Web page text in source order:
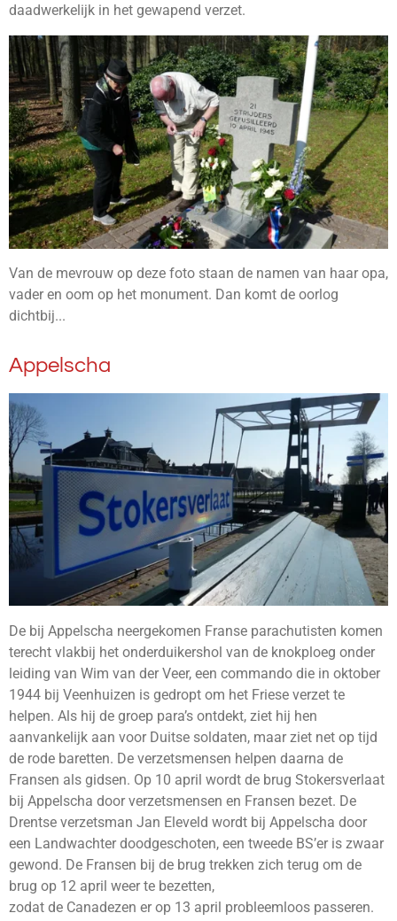
daadwerkelijk in het gewapend verzet.
Van de mevrouw op deze foto staan de namen van haar opa,
vader en oom op het monument. Dan komt de oorlog
dichtbij...
Appelscha
De bij Appelscha neergekomen Franse parachutisten komen
terecht vlakbij het onderduikershol van de knokploeg onder
leiding van Wim van der Veer, een commando die in oktober
1944 bij Veenhuizen is gedropt om het Friese verzet te
helpen. Als hij de groep para’s ontdekt, ziet hij hen
aanvankelijk aan voor Duitse soldaten, maar ziet net op tijd
de rode baretten. De verzetsmensen helpen daarna de
Fransen als gidsen. Op 10 april wordt de brug Stokersverlaat
bij Appelscha door verzetsmensen en Fransen bezet. De
Drentse verzetsman Jan Eleveld wordt bij Appelscha door
een Landwachter doodgeschoten, een tweede BS’er is zwaar
gewond. De Fransen bij de brug trekken zich terug om de
brug op 12 april weer te bezetten,
zodat de Canadezen er op 13 april probleemloos passeren.